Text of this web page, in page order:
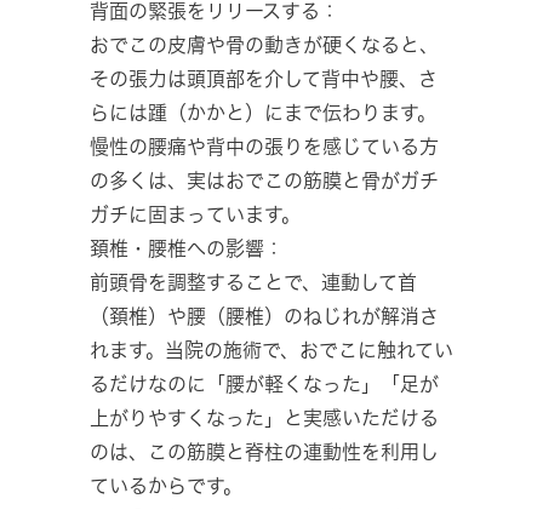
背面の緊張をリリースする：
おでこの皮膚や骨の動きが硬くなると、
その張力は頭頂部を介して背中や腰、さ
らには踵（かかと）にまで伝わります。
慢性の腰痛や背中の張りを感じている方
の多くは、実はおでこの筋膜と骨がガチ
ガチに固まっています。
頚椎・腰椎への影響：
前頭骨を調整することで、連動して首
（頚椎）や腰（腰椎）のねじれが解消さ
れます。当院の施術で、おでこに触れてい
るだけなのに「腰が軽くなった」「足が
上がりやすくなった」と実感いただける
のは、この筋膜と脊柱の連動性を利用し
ているからです。